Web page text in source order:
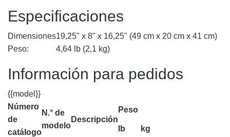
Especificaciones
Dimensiones19,25" x 8" x 16,25" (49 cm x 20 cm x 41 cm)
Peso:
4,64 lb (2,1 kg)
Información para pedidos
{{model}}
Número
de
catálogo
N.° de
modelo
Descripción
Peso
lb kg